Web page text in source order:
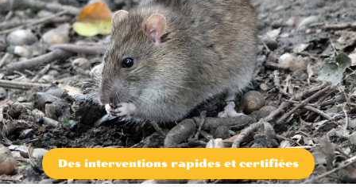
Des interventions rapides et certifiées